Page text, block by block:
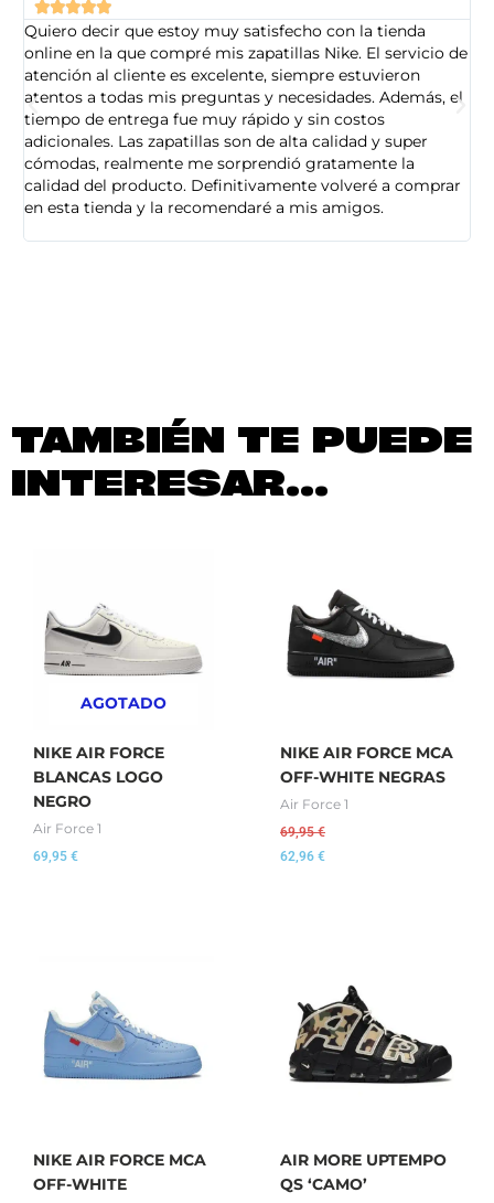

Quiero decir que estoy muy satisfecho con la tienda
online en la que compré mis zapatillas Nike. El servicio de
atención al cliente es excelente, siempre estuvieron
atentos a todas mis preguntas y necesidades. Además, el
tiempo de entrega fue muy rápido y sin costos
adicionales. Las zapatillas son de alta calidad y super
cómodas, realmente me sorprendió gratamente la
calidad del producto. Definitivamente volveré a comprar
en esta tienda y la recomendaré a mis amigos.
TAMBIÉN TE PUEDE
INTERESAR...
AGOTADO
NIKE AIR FORCE
BLANCAS LOGO
NEGRO
Air Force 1
69,95 €
NIKE AIR FORCE MCA
OFF-WHITE NEGRAS
Air Force 1
69,95€
62,96 €
NIKE AIR FORCE MCA
OFF-WHITE
AIR MORE UPTEMPO
QS ‘CAMO’